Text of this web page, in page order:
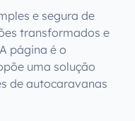
e segura de
transformados e
página é o
uma solução
de autocaravanas